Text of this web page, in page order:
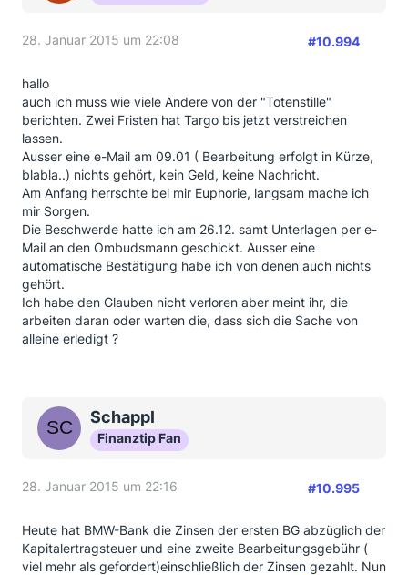
28. Januar 2015 um 22:08 #10.994
hallo
auch ich muss wie viele Andere von der "Totenstille"
berichten. Zwei Fristen hat Targo bis jetzt verstreichen
lassen.
Ausser eine e-Mail am 09.01 ( Bearbeitung erfolgt in Kürze,
blabla..) nichts gehört, kein Geld, keine Nachricht.
Am Anfang herrschte bei mir Euphorie, langsam mache ich
mir Sorgen.
Die Beschwerde hatte ich am 26.12. samt Unterlagen per e-
Mail an den Ombudsmann geschickt. Ausser eine
automatische Bestätigung habe ich von denen auch nichts
gehört.
Ich habe den Glauben nicht verloren aber meint ihr, die
arbeiten daran oder warten die, dass sich die Sache von
alleine erledigt ?
Schappl
Finanztip Fan
28. Januar 2015 um 22:16 #10.995
Heute hat BMW-Bank die Zinsen der ersten BG abzüglich der
Kapitalertragsteuer und eine zweite Bearbeitungsgebühr (
viel mehr als gefordert)einschließlich der Zinsen gezahlt. Nun